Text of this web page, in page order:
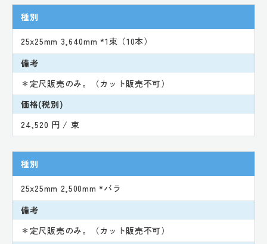
種別
25x25mm 3,640mm *1束（10本）
備考
＊定尺販売のみ。（カット販売不可）
価格(税別)
24,520 円 / 束
種別
25x25mm 2,500mm *バラ
備考
＊定尺販売のみ。（カット販売不可）